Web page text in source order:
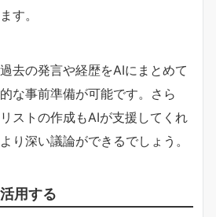
す。
去の発言や経歴をAIにまとめて
な事前準備が可能です。さら
ストの作成もAIが支援してくれ
り深い議論ができるでしょう。
用する